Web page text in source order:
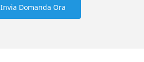
Invia Domanda Ora